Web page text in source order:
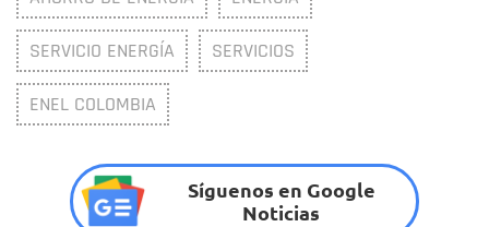
SERVICIO ENERGÍA SERVICIOS
ENEL COLOMBIA
Síguenos en Google
Noticias